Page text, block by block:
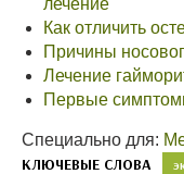
лечение
Как отличить
Причины
Лечение
Первые
Специально для:
КЛЮЧЕВЫЕ СЛОВА